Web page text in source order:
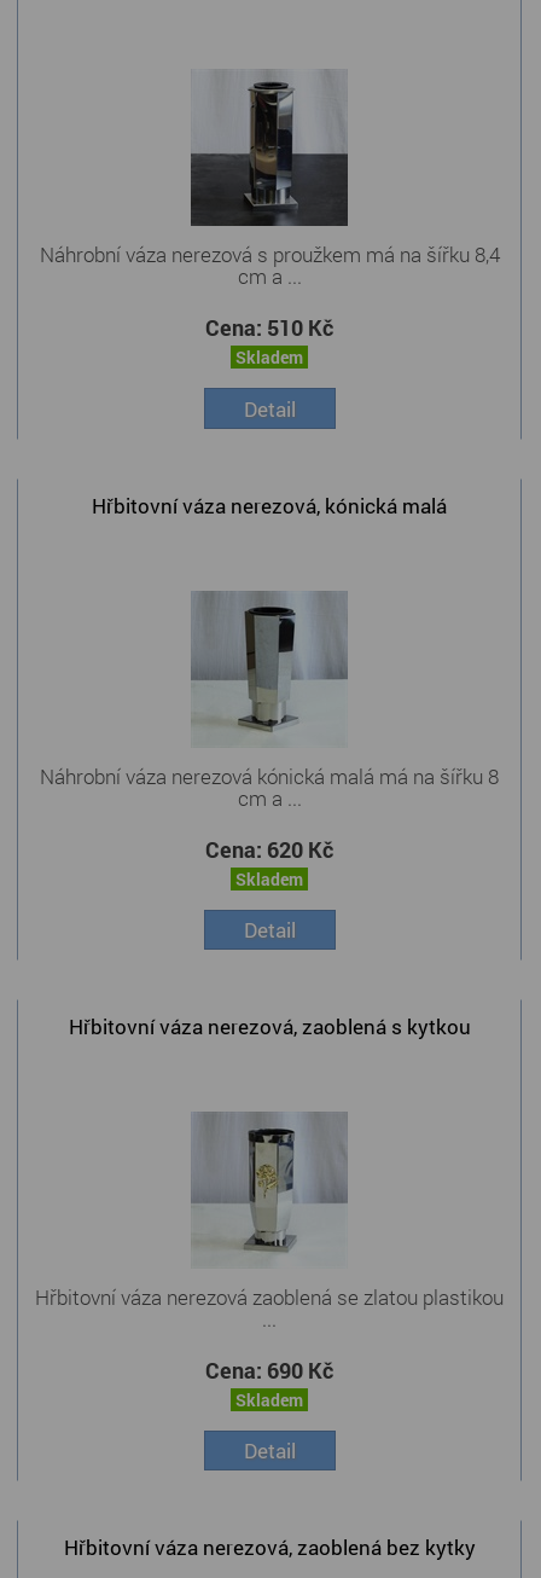
Náhrobní váza nerezová s proužkem má na šířku 8,4
cm a ...
Cena: 510 Kč
Skladem
Detail
Hřbitovní váza nerezová, kónická malá
Náhrobní váza nerezová kónická malá má na šířku 8
cm a ...
Cena: 620 Kč
Skladem
Detail
Hřbitovní váza nerezová, zaoblená s kytkou
Hřbitovní váza nerezová zaoblená se zlatou plastikou
...
Cena: 690 Kč
Skladem
Detail
Hřbitovní váza nerezová, zaoblená bez kytky